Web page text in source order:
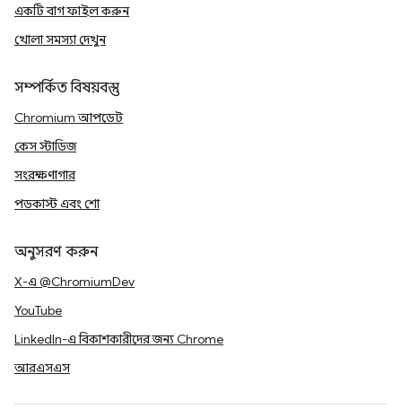
একটি বাগ ফাইল করুন
খোলা সমস্যা দেখুন
সম্পর্কিত বিষয়বস্তু
Chromium আপডেট
কেস স্টাডিজ
সংরক্ষণাগার
পডকাস্ট এবং শো
অনুসরণ করুন
X-এ @ChromiumDev
YouTube
LinkedIn-এ বিকাশকারীদের জন্য Chrome
আরএসএস